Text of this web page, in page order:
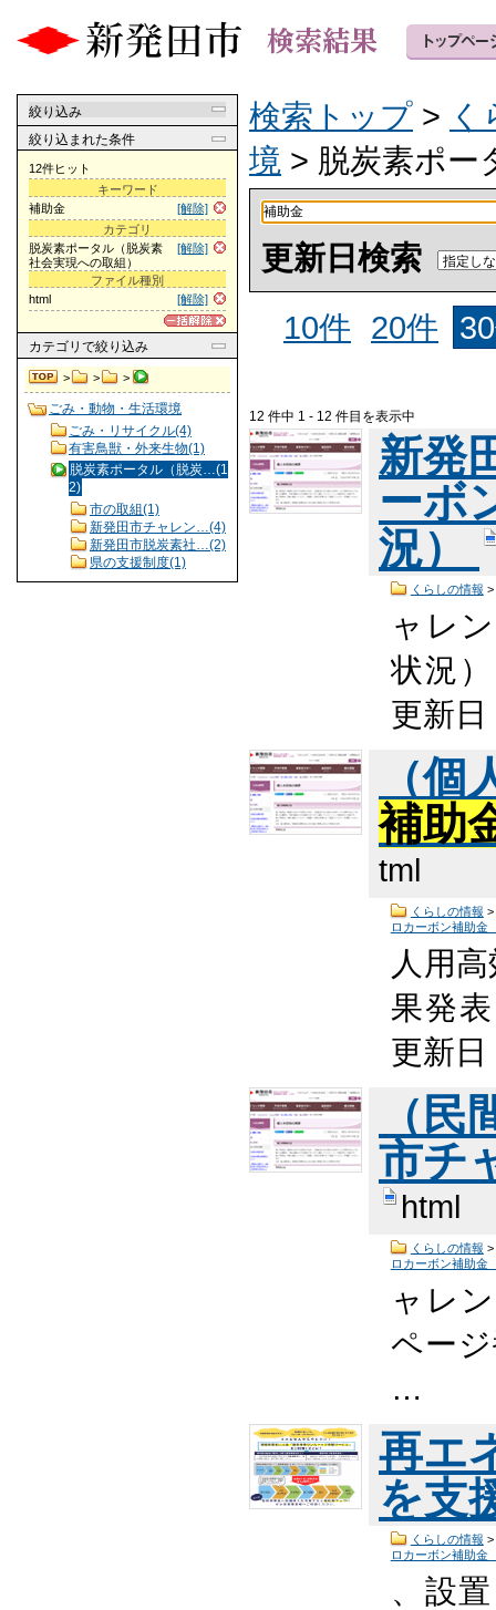
絞り込み
絞り込まれた条件
12件ヒット
キーワード
[解除]
補助金
カテゴリ
[解除]
脱炭素ポータル（脱炭素
社会実現への取組）
ファイル種別
[解除]
html
カテゴリ で絞り込み
> > >
ごみ・動物・生活環境
ごみ・リサイクル(4)
有害鳥獣・外来生物(1)
脱炭素ポータル（脱炭…(1
2)
市の取組(1)
新発田市チャレン…(4)
新発田市脱炭素社…(2)
県の支援制度(1)
検索トップ > く
境 > 脱炭素ポー
更新日検索
10件
20件
12 件中 1 - 12 件目を表示中
新発
ーボ
況）
くらしの情報 >
ャレ
状況
更新
（
補助
tml
くらしの情報 >
ロカーボン補助金
人用
果発
更新
（
市チ
html
くらしの情報 >
ロカーボン補助金
ャレ
ペー
…
再エ
を支
くらしの情報 >
ロカーボン補助金
、設